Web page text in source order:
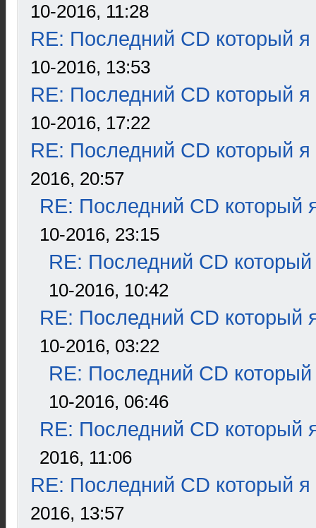
10-2016, 11:28
RE: Последний CD который я
10-2016, 13:53
RE: Последний CD который я
10-2016, 17:22
RE: Последний CD который я
2016, 20:57
RE: Последний CD который
10-2016, 23:15
RE: Последний CD который
10-2016, 10:42
RE: Последний CD который
10-2016, 03:22
RE: Последний CD который
10-2016, 06:46
RE: Последний CD который
2016, 11:06
RE: Последний CD который я
2016, 13:57